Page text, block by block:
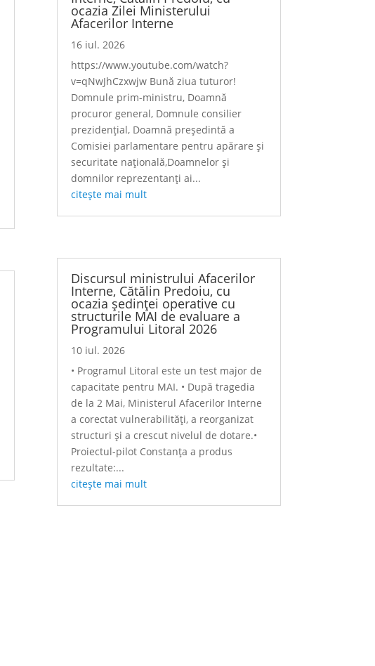
ocazia Zilei Ministerului
Afacerilor Interne
16 iul. 2026
https://www.youtube.com/watch?
v=qNwJhCzxwjw Bună ziua tuturor!
Domnule prim-ministru, Doamnă
procuror general, Domnule consilier
prezidențial, Doamnă președintă a
Comisiei parlamentare pentru apărare și
securitate națională,Doamnelor și
domnilor reprezentanți ai...
citește mai mult
Discursul ministrului Afacerilor
Interne, Cătălin Predoiu, cu
ocazia ședinței operative cu
structurile MAI de evaluare a
Programului Litoral 2026
10 iul. 2026
• Programul Litoral este un test major de
capacitate pentru MAI. • După tragedia
de la 2 Mai, Ministerul Afacerilor Interne
a corectat vulnerabilități, a reorganizat
structuri și a crescut nivelul de dotare.•
Proiectul-pilot Constanța a produs
rezultate:...
citește mai mult